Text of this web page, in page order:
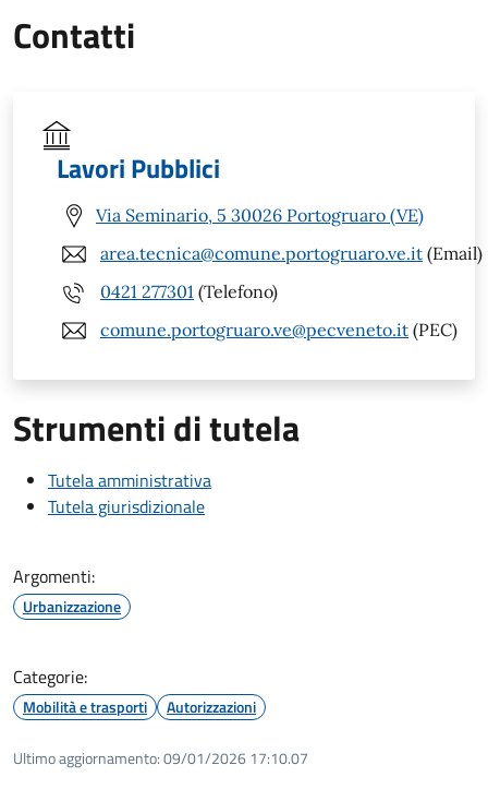
Contatti
Lavori Pubblici
Via Seminario, 5 30026 Portogruaro (VE)
area.tecnica@comune.portogruaro.ve.it (Email)
0421 277301 (Telefono)
comune.portogruaro.ve@pecveneto.it (PEC)
Strumenti di tutela
Tutela amministrativa
Tutela giurisdizionale
Argomenti:
Urbanizzazione
Categorie:
Mobilità e trasporti Autorizzazioni
Ultimo aggiornamento:09/01/2026 17:10.07